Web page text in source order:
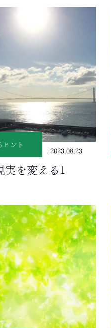
ント
2023.08.23
実を変える1